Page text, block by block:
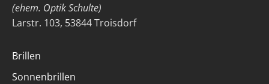
(ehem. Optik Schulte)
Larstr. 103, 53844 Troisdorf
Brillen
Sonnenbrillen